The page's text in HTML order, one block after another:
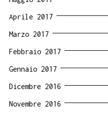
Aprile 2017
Marzo 2017
Febbraio 2017
Gennaio 2017
Dicembre 2016
Novembre 2016